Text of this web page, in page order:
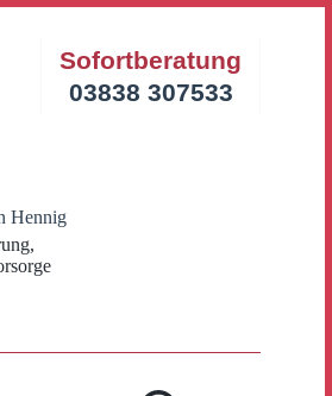
Hennig
Sofortberatung
03838 307533